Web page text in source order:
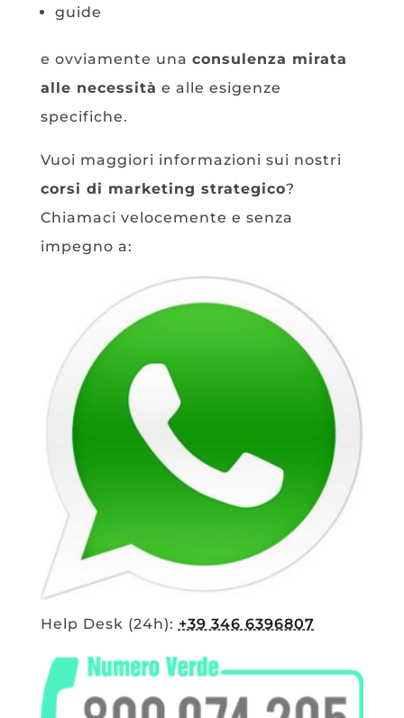
guide
e ovviamente una consulenza mirata
alle necessità e alle esigenze
specifiche.
Vuoi maggiori informazioni sui nostri
corsi di marketing strategico?
Chiamaci velocemente e senza
impegno a:
Help Desk (24h): +39 346 6396807